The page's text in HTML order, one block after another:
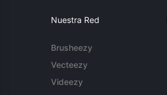
Nuestra Red
Brusheezy
Vecteezy
Videezy